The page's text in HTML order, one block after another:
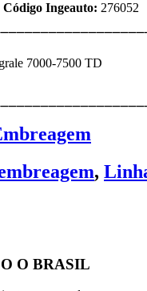
Código Ingeauto: 276052
7000-7500 TD
,
O BRASIL